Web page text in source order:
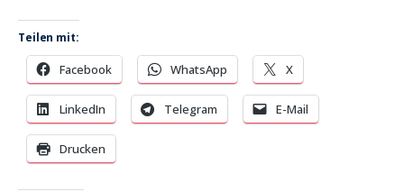
Teilen mit:
Facebook WhatsApp X
LinkedIn Telegram E-Mail
Drucken